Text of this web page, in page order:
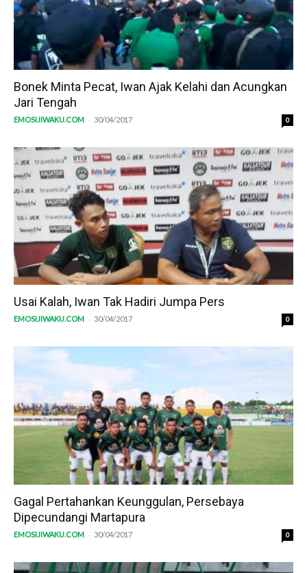
Bonek Minta Pecat, Iwan Ajak Kelahi dan Acungkan
Jari Tengah
EMOSIJIWAKU.COM - 30/04/2017 0
Usai Kalah, Iwan Tak Hadiri Jumpa Pers
EMOSIJIWAKU.COM - 30/04/2017 0
Gagal Pertahankan Keunggulan, Persebaya
Dipecundangi Martapura
EMOSIJIWAKU.COM - 30/04/2017 0